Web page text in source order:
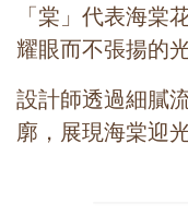
「棠」代表海棠
耀眼而不張揚的光
設計師透過細膩
廓，展現海棠迎